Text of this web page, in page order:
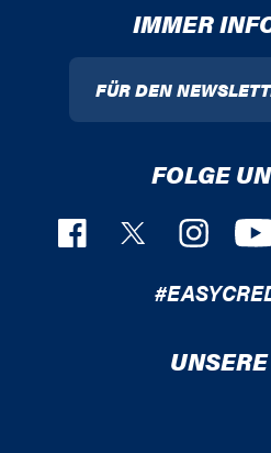
IMMER
FÜR DEN
FOLGE